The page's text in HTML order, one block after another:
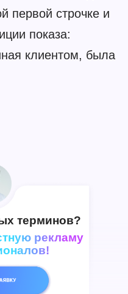
первой строчке и
показа:
клиентом, была
рекламу
терминов?